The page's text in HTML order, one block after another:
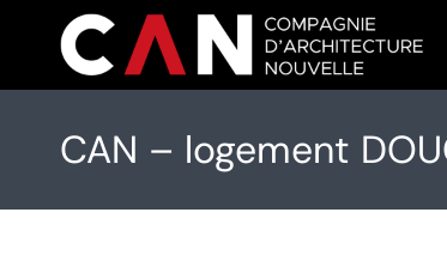
content
CAN – logement